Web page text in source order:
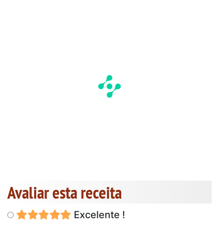
Avaliar esta receita
Excelente !